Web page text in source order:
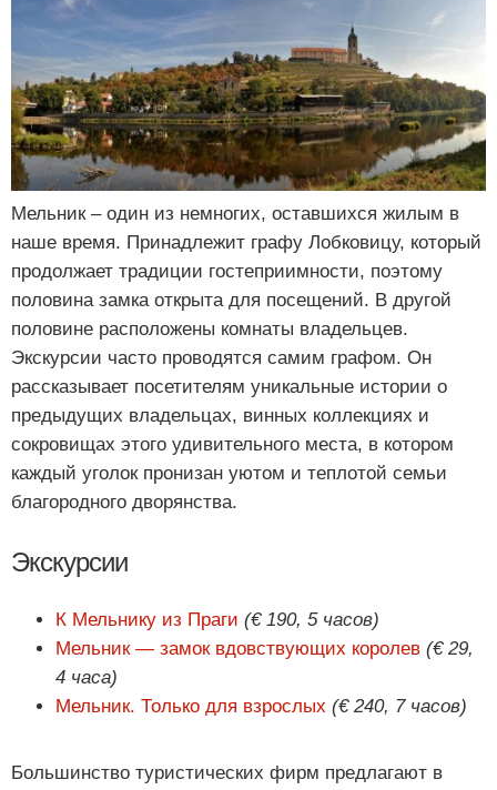
Мельник – один из немногих, оставшихся жилым в
наше время. Принадлежит графу Лобковицу, который
продолжает традиции гостеприимности, поэтому
половина замка открыта для посещений. В другой
половине расположены комнаты владельцев.
Экскурсии часто проводятся самим графом. Он
рассказывает посетителям уникальные истории о
предыдущих владельцах, винных коллекциях и
сокровищах этого удивительного места, в котором
каждый уголок пронизан уютом и теплотой семьи
благородного дворянства.
Экскурсии
К Мельнику из Праги (€ 190, 5 часов)
Мельник — замок вдовствующих королев (€ 29,
4 часа)
Мельник. Только для взрослых (€ 240, 7 часов)
Большинство туристических фирм предлагают в